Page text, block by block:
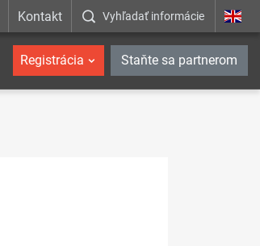
Kontakt Vyhľadať informácie
Registrácia Staňte sa partnerom